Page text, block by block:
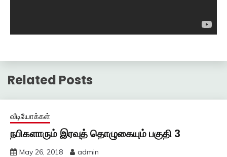
Related Posts
வீடியோக்கள்
நபிகளாரும் இரவுத் தொழுகையும் பகுதி 3
May 26, 2018 admin